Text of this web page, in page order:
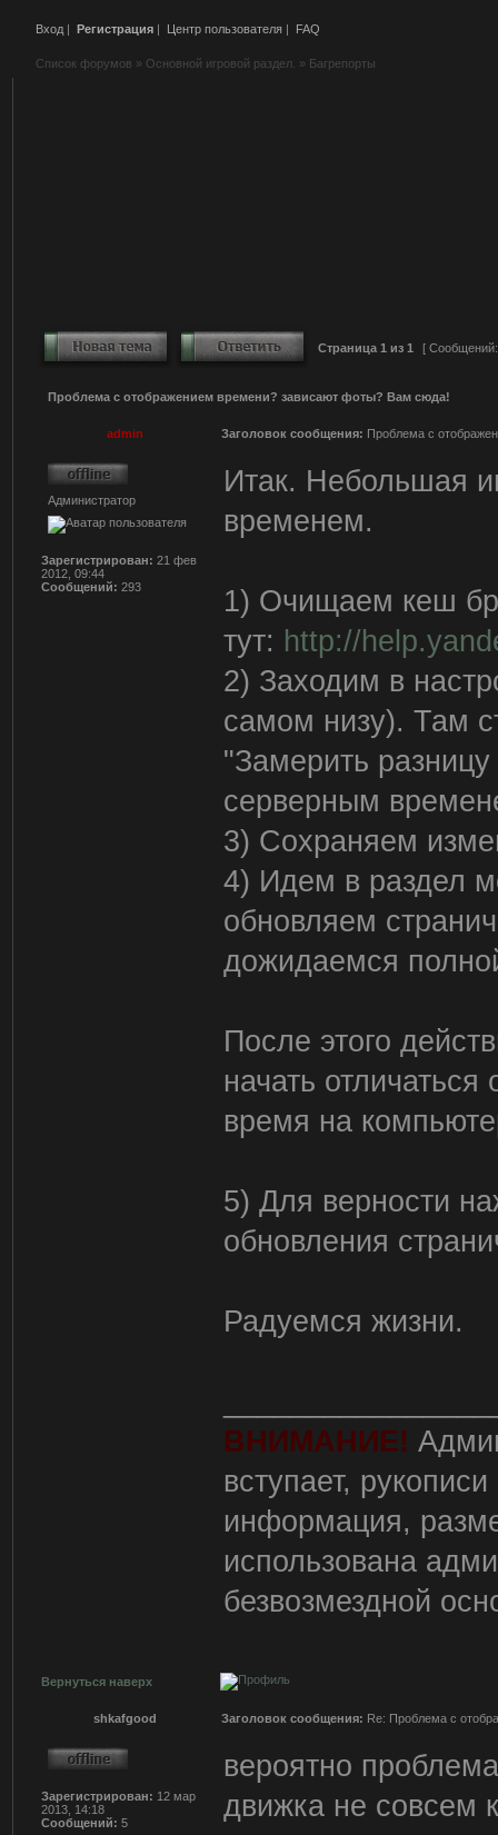
Вход | Регистрация | Центр пользователя | FAQ
Список форумов » Основной игровой раздел. » Багрепорты
Страница 1 из 1 [
Проблема с отображением времени? зависают фоты? Вам сюда!
admin Заголовок сообщения: Проблема с
Администратор
Зарегистрирован: 21 фев
2012, 09:44
Сообщений: 293
Итак. Небольшая
временем.
1) Очищаем кеш
тут: http://
2) Заходим в
самом низу). Там
"Замерить
серверным
3) Сохраняем
4) Идем в раздел
обновляем
дожидаемся
После этого
начать
время на
5) Для верности
обновления
Радуемся жизни.
ВНИМАНИЕ!
вступает,
информация,
использована
безвозмездной
Вернуться наверх
shkafgood Заголовок сообщения: Re: Проблема с
Зарегистрирован: 12 мар
2013, 14:18
Сообщений: 5
вероятно
движка не совсем